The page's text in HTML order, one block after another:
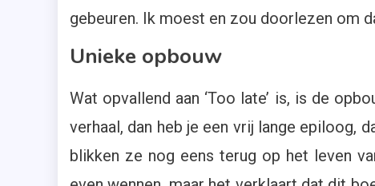
gebeuren. Ik moest en zou doorlezen om
Unieke opbouw
Wat opvallend aan ‘Too late’ is, is de
verhaal, dan heb je een vrij lange epiloog,
blikken ze nog eens terug op het leven